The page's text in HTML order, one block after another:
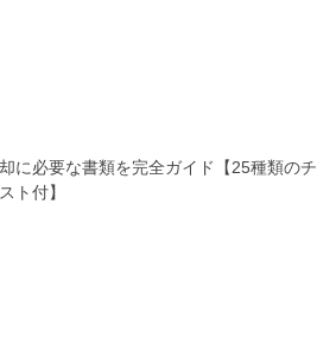
に必要な書類を完全ガイド【25種類のチ
ト付】